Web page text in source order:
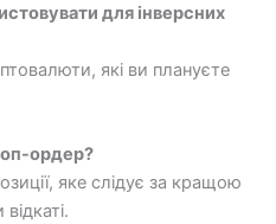
для інверсних
які ви плануєте
ордер?
яке слідує за кращою